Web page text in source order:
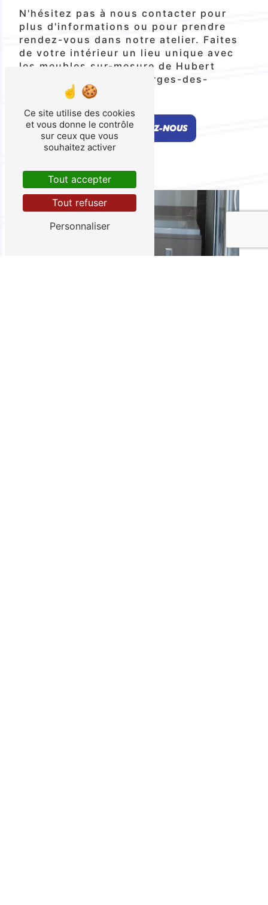
N'hésitez pas à nous contacter pour
plus d'informations ou pour prendre
rendez-vous dans notre atelier. Faites
de votre intérieur un lieu unique avec
les meubles sur-mesure de Hubert
Menuiserie à Saint-Georges-des-
Groseillers.
EN SAVOIR PLUS CONTACTEZ-NOUS
Ce site utilise des cookies
et vous donne le contrôle
sur ceux que vous
souhaitez activer
Tout accepter
Tout refuser
Personnaliser